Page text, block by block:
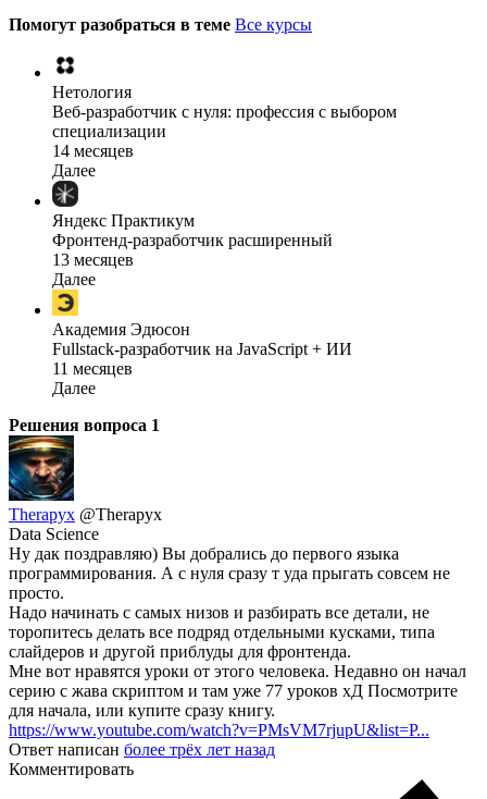
Помогут разобраться в теме Все курсы
Нетология
Веб-разработчик с нуля: профессия с выбором
специализации
14 месяцев
Далее
Яндекс Практикум
Фронтенд-разработчик расширенный
13 месяцев
Далее
Академия Эдюсон
Fullstack-разработчик на JavaScript + ИИ
11 месяцев
Далее
Решения вопроса 1
Therapyx @Therapyx
Data Science
Ну дак поздравляю) Вы добрались до первого языка
программирования. А с нуля сразу т уда прыгать совсем не
просто.
Надо начинать с самых низов и разбирать все детали, не
торопитесь делать все подряд отдельными кусками, типа
слайдеров и другой приблуды для фронтенда.
Мне вот нравятся уроки от этого человека. Недавно он начал
серию с жава скриптом и там уже 77 уроков хД Посмотрите
для начала, или купите сразу книгу.
https://www.youtube.com/watch?v=PMsVM7rjupU&list=P...
Ответ написан более трёх лет назад
Комментировать